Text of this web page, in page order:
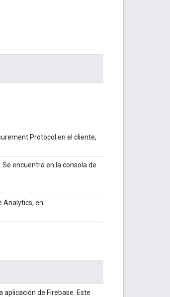
Protocol en el cliente,
Se encuentra en la consola de
Analytics, en:
de Firebase. Este